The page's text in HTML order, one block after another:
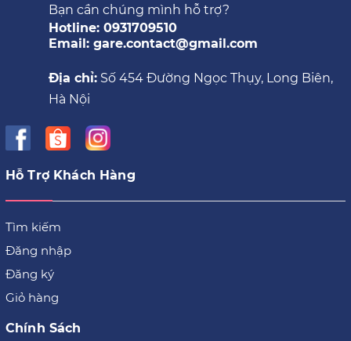
Bạn cần chúng mình hỗ trợ?
Hotline: 0931709510
Email: gare.contact@gmail.com
Địa chỉ: Số 454 Đường Ngọc Thụy, Long Biên,
Hà Nội
Hỗ Trợ Khách Hàng
Tìm kiếm
Đăng nhập
Đăng ký
Giỏ hàng
Chính Sách